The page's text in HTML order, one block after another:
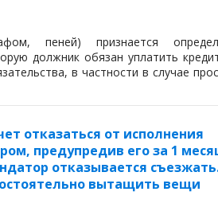
пеней) признается
должник обязан уплатить
в частности в случае
отказаться от исполнения
предупредив его за 1
отказывается
вытащить вещи